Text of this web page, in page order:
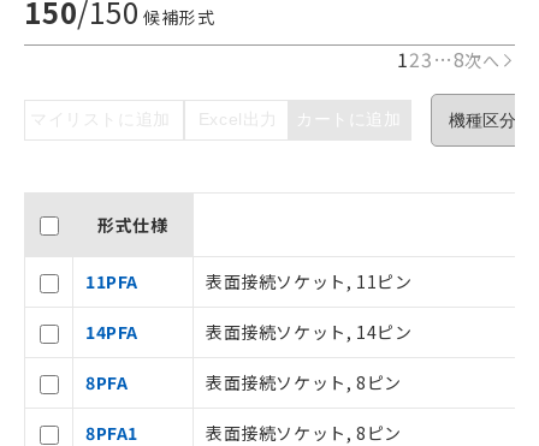
150/150 候補形式
123…8次へ
マイリストに追加 Excel出力 カートに追加
形式仕様
11PFA 表面接続ソケット, 11ピン
14PFA 表面接続ソケット, 14ピン
8PFA 表面接続ソケット, 8ピン
8PFA1 表面接続ソケット, 8ピン
ご利用条件